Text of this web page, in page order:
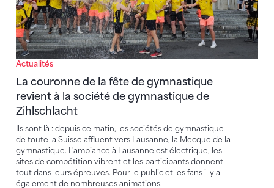
Actualités
La couronne de la fête de gymnastique
revient à la société de gymnastique de
Zihlschlacht
Ils sont là : depuis ce matin, les sociétés de gymnastique
de toute la Suisse affluent vers Lausanne, la Mecque de la
gymnastique. L'ambiance à Lausanne est électrique, les
sites de compétition vibrent et les participants donnent
tout dans leurs épreuves. Pour le public et les fans il y a
également de nombreuses animations.